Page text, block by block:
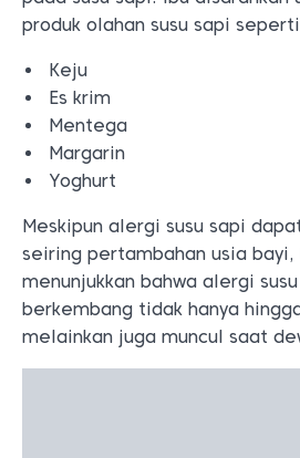
produk olahan susu sapi seperti
Keju
Es krim
Mentega
Margarin
Yoghurt
Meskipun alergi susu sapi
seiring pertambahan usia bayi,
menunjukkan bahwa alergi
berkembang tidak hanya
melainkan juga muncul saat